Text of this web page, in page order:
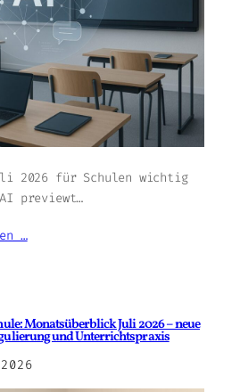
2026 für Schulen wichtig
previewt…
…
Monatsüberblick Juli 2026 – neue
und Unterrichtspraxis